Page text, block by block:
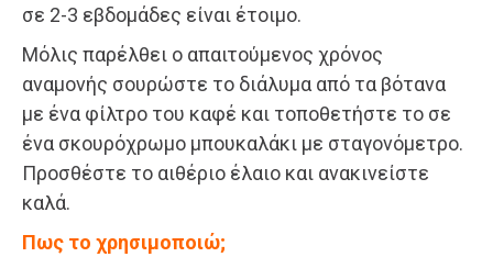
σε 2-3 εβδομάδες είναι έτοιμο.
Μόλις παρέλθει ο απαιτούμενος χρόνος
αναμονής σουρώστε το διάλυμα από τα βότανα
με ένα φίλτρο του καφέ και τοποθετήστε το σε
ένα σκουρόχρωμο μπουκαλάκι με σταγονόμετρο.
Προσθέστε το αιθέριο έλαιο και ανακινείστε
καλά.
Πως το χρησιμοποιώ;